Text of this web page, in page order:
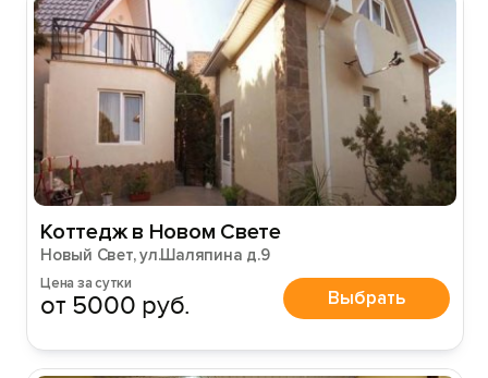
Коттедж в Новом Свете
Новый Свет, ул.Шаляпина д.9
Цена за сутки
от 5000 руб. Выбрать